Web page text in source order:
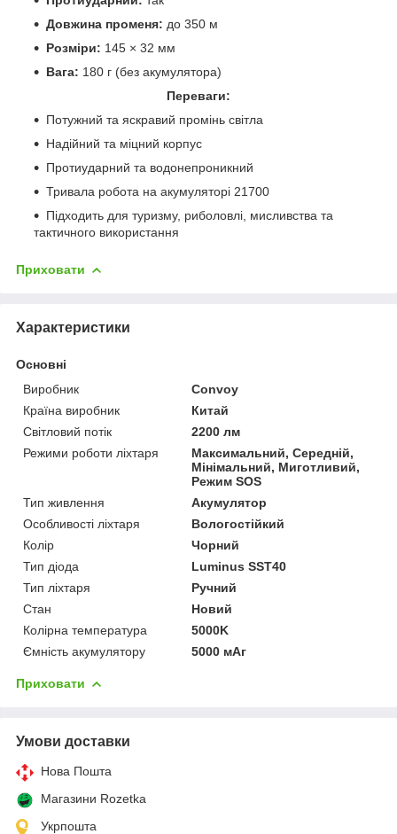
Довжина променя: до 350 м
Розміри: 145 × 32 мм
Вага: 180 г (без акумулятора)
Переваги:
Потужний та яскравий промінь світла
Надійний та міцний корпус
Протиударний та водонепроникний
Тривала робота на акумуляторі 21700
Підходить для туризму, риболовлі, мисливства та
тактичного використання
Приховати
Характеристики
Основні
Виробник
Convoy
Країна виробник
Китай
Світловий потік
2200 лм
Режими роботи ліхтаря
Максимальний, Середній,
Мінімальний, Миготливий,
Режим SOS
Тип живлення
Акумулятор
Особливості ліхтаря
Вологостійкий
Колір
Чорний
Тип діода
Luminus SST40
Тип ліхтаря
Ручний
Стан
Новий
Колірна температура
5000K
Ємність акумулятору
5000 мАг
Приховати
Умови доставки
Нова Пошта
Магазини Rozetka
Укрпошта